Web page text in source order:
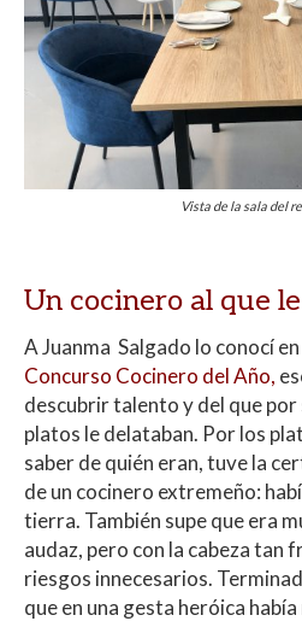
Vista de la sala del
Un cocinero al que
A Juanma Salgado lo conocí
Concurso Cocinero del Año,
descubrir talento y del que
platos le delataban. Por los
saber de quién eran, tuve la
de un cocinero extremeño:
tierra. También supe que era
audaz, pero con la cabeza tan
riesgos innecesarios.
que en una gesta heróica